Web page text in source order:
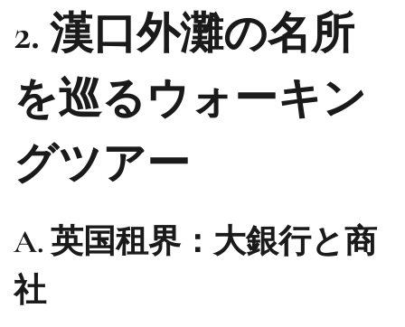
2. 漢口外灘の名所
を巡るウォーキン
グツアー
A. 英国租界：大銀行と商
社